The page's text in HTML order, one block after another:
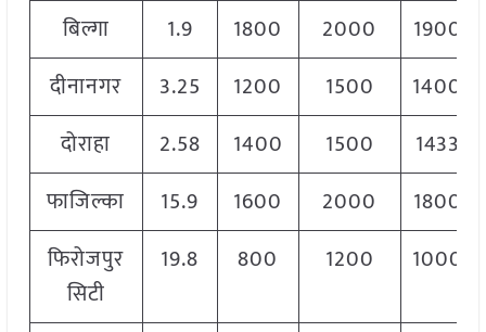
बिल्गा 1.9 1800 2000
1900
दीनानगर
3.25 1200 1500
1400
दोराहा
2.58 1400 1500
1433
फाजिल्का
15.9 1600 2000
1800
फिरोजपुर
सिटी
19.8 800 1200 1000